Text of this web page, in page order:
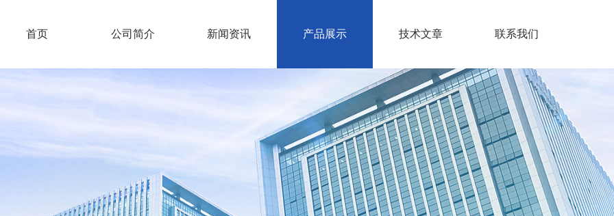
首页 公司简介 新闻资讯 产品展示 技术文章 联系我们